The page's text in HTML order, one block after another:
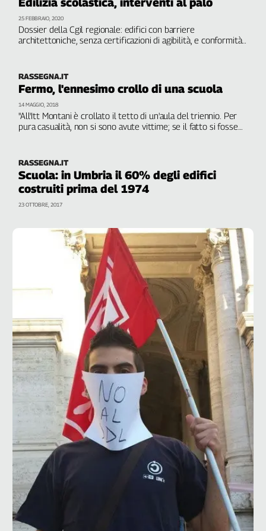
La
redazione
Newsletter
Social
Dossier della Cgil regionale: edifici con barriere
architettoniche, senza certificazioni di agibilità, e conformità
25 FEBBRAIO, 2020
RASSEGNA.IT
Fermo, l'ennesimo crollo di una scuola
"All'Itt Montani è crollato il tetto di un'aula del triennio. Per
pura casualità, non si sono avute vittime; se il fatto si fosse
14 MAGGIO, 2018
RASSEGNA.IT
Scuola: in Umbria il 60% degli edifici
costruiti prima del 1974
23 OTTOBRE, 2017